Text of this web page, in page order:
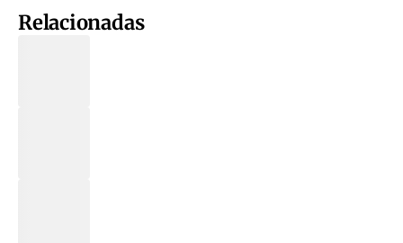
Relacionadas